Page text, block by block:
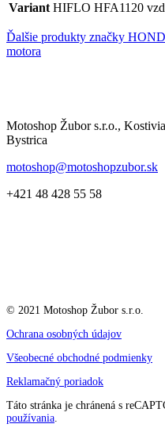
Variant HIFLO HFA1120
Ďalšie produkty značky
motora
Motoshop Žubor s.r.o.,
Bystrica
motoshop@motoshopzubor.sk
+421 48 428 55 58
© 2021 Motoshop Žubor s.r.o.
Ochrana osobných údajov
Všeobecné obchodné podmienky
Reklamačný poriadok
Táto stránka je chránená s
používania.